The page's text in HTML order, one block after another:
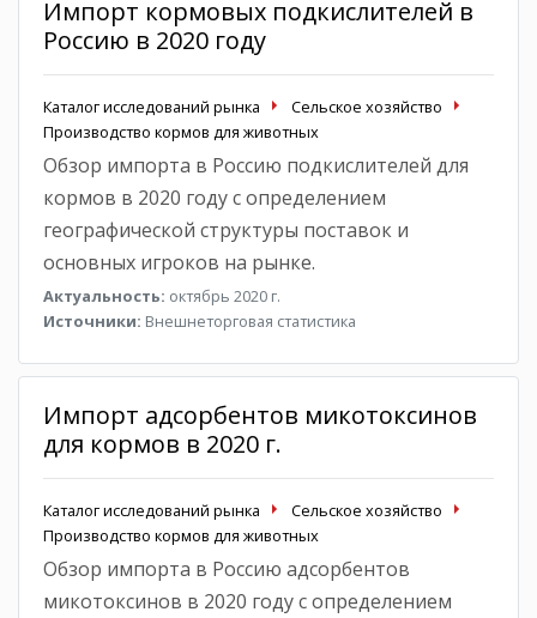
Импорт кормовых подкислителей в
Россию в 2020 году
Каталог исследований рынка
Сельское хозяйство
Производство кормов для животных
Обзор импорта в Россию подкислителей для
кормов в 2020 году с определением
географической структуры поставок и
основных игроков на рынке.
Актуальность: октябрь 2020 г.
Источники: Внешнеторговая статистика
Импорт адсорбентов микотоксинов
для кормов в 2020 г.
Каталог исследований рынка
Сельское хозяйство
Производство кормов для животных
Обзор импорта в Россию адсорбентов
микотоксинов в 2020 году с определением